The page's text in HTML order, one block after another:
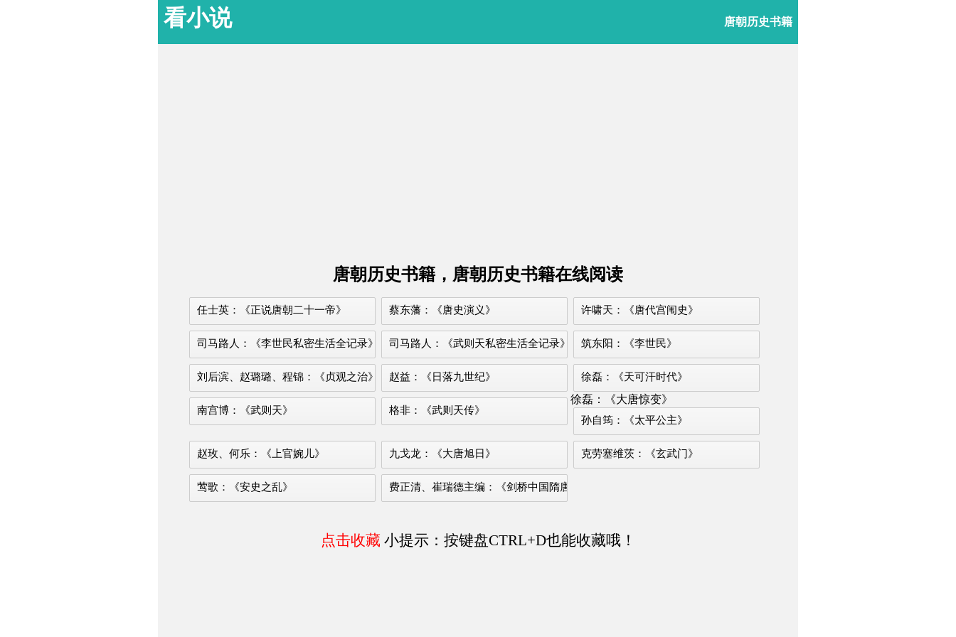
看小说 唐朝历史书籍
唐朝历史书籍，唐朝历史书籍在线阅读
任士英：《正说唐朝二十一帝》 蔡东藩：《唐史演义》 许啸天：《唐代宫闱史》
司马路人：《李世民私密生活全记录》 司马路人：《武则天私密生活全记录》 筑东阳：《李世民》
刘后滨、赵璐璐、程锦：《贞观之治》 赵益：《日落九世纪》 徐磊：《天可汗时代》
南宫博：《武则天》 格非：《武则天传》
徐磊：《大唐惊变》
孙自筠：《太平公主》
赵玫、何乐：《上官婉儿》 九戈龙：《大唐旭日》 克劳塞维茨：《玄武门》
莺歌：《安史之乱》 费正清、崔瑞德主编：《剑桥中国隋唐史》
点击收藏 小提示：按键盘CTRL+D也能收藏哦！